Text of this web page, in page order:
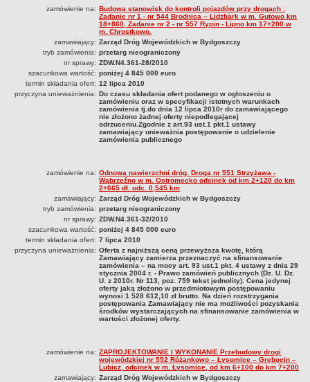
Udostępnienie kanału technologicznego
Oświadczenie o zrzeczeniu się prawa do odwołania
DOSTĘP DO INFORMACJI PUBLICZNYCH
SPRAWOZDANIA FINANSOWE
za 2020
za 2021
za 2025
PLATFORMA ZAKUPOWA / E-ZAMÓWIENIA / PLATFORMA ZAKUPOWA
ZDW.N4.361.55.2023
ZDW.N4.361.63.2023
ZDW.N4.361.64.2023
ZDW.N4.361.66.2023
ZDW.N4.361.68.2023
ZDW.N4.361.72.2023
ZDW.N4.363.08.2023
ZAMÓWIENIA PUBLICZNE - ARCHIWUM
WSTĘPNE OGŁOSZENIE INFORMACYJNE
zamówienie na: Budowa stanowisk do kontroli pojazdów przy drogach :
Zadanie nr 1 - nr 544 Brodnica – Lidzbark w m. Gutowo km
18+860, Zadanie nr 2 - nr 557 Rypin - Lipno km 17+200 w
m. Chrostkowo.
zamawiający: Zarząd Dróg Wojewódzkich w Bydgoszczy
tryb zamówienia: przetarg nieograniczony
nr sprawy: ZDW.N4.361-28/2010
szacunkowa wartość: poniżej 4 845 000 euro
termin składania ofert: 12 lipca 2010
przyczyna unieważnienia: Do czasu składania ofert podanego w ogłoszeniu o
zamówieniu oraz w specyfikacji istotnych warunkach
zamówienia tj.do dnia 12 lipca 2010r do zamawiającego
nie złożono żadnej oferty niepodlegającej
odrzuceniu.Zgodnie z art.93 ust.1 pkt.1 ustawy
zamawiający unieważnia postępowanie o udzielenie
zamówienia publicznego
zamówienie na: Odnowa nawierzchni dróg. Droga nr 551 Strzyżawa -
Wąbrzeźno w m. Ostromecko odcinek od km 2+120 do km
2+665 dł. odc. 0,545 km
zamawiający: Zarząd Dróg Wojewódzkich w Bydgoszczy
tryb zamówienia: przetarg nieograniczony
nr sprawy: ZDW.N4.361-32/2010
szacunkowa wartość: poniżej 4 845 000 euro
termin składania ofert: 7 lipca 2010
przyczyna unieważnienia: Oferta z najniższą ceną przewyższa kwotę, którą
Zamawiający zamierza przeznaczyć na sfinansowanie
zamówienia – na mocy art. 93 ust.1 pkt. 4 ustawy z dnia 29
stycznia 2004 r. - Prawo zamówień publicznych (Dz. U. Dz.
U. z 2010r. Nr 113, poz. 759 tekst jednolity). Cena jedynej
oferty jaką złożono w przedmiotowym postępowaniu
wynosi 1 528 612,10 zł brutto. Na dzień rozstrzygania
postępowania Zamawiający nie ma możliwości pozyskania
środków wystarczających na sfinansowanie zamówienia w
wartości złożonej oferty.
zamówienie na: ZAPROJEKTOWANIE I WYKONANIE Przebudowy drogi
wojewódzkiej nr 552 Różankowo – Łysomice – Grębocin –
Lubicz, odcinek w m. Łysomice, od km 6+100 do km 7+200
zamawiający: Zarząd Dróg Wojewódzkich w Bydgoszczy